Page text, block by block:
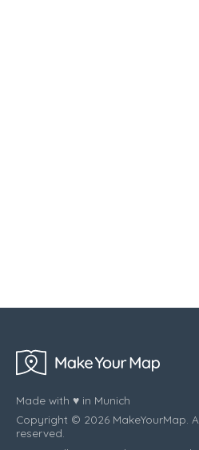
Made with ♥ in Munich
Copyright © 2026 MakeYourMap.
reserved.